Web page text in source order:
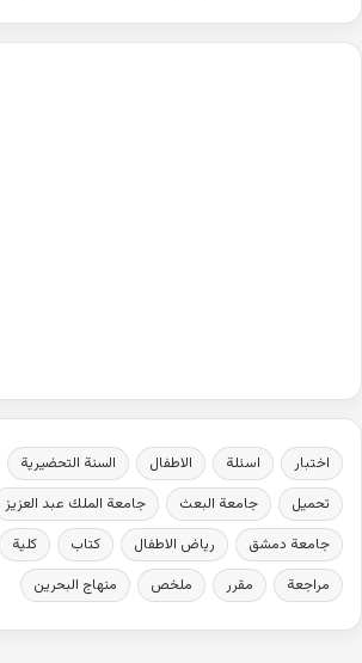
اختبار اسئلة الاطفال السنة التحضيرية
تحميل
جامعة البعث جامعة الملك عبد العزيز
جامعة دمشق
رياض الاطفال كتاب كلية
مراجعة
مقرر ملخص منهاج البحرين